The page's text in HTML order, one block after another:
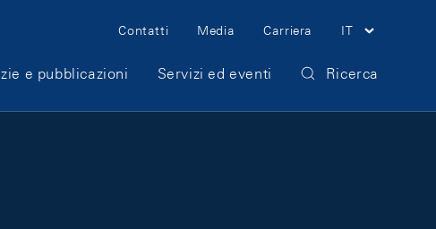
Meta Navigation
Contatti Media Carriera IT
e pubblicazioni Servizi ed eventi Ricerca